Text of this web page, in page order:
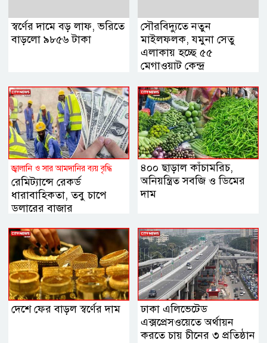
স্বর্ণের দামে বড় লাফ, ভরিতে
বাড়লো ৯৮৫৬ টাকা
সৌরবিদ্যুতে নতুন
মাইলফলক, যমুনা সেতু
এলাকায় হচ্ছে ৫৫
মেগাওয়াট কেন্দ্র
জ্বালানি ও সার আমদানির ব্যয় বৃদ্ধি
রেমিট্যান্সে রেকর্ড
ধারাবাহিকতা, তবু চাপে
ডলারের বাজার
৪০০ ছাড়াল কাঁচামরিচ,
অনিয়ন্ত্রিত সবজি ও ডিমের
দাম
দেশে ফের বাড়ল স্বর্ণের দাম
ঢাকা এলিভেটেড
এক্সপ্রেসওয়েতে অর্থায়ন
করতে চায় চীনের ৩ প্রতিষ্ঠান